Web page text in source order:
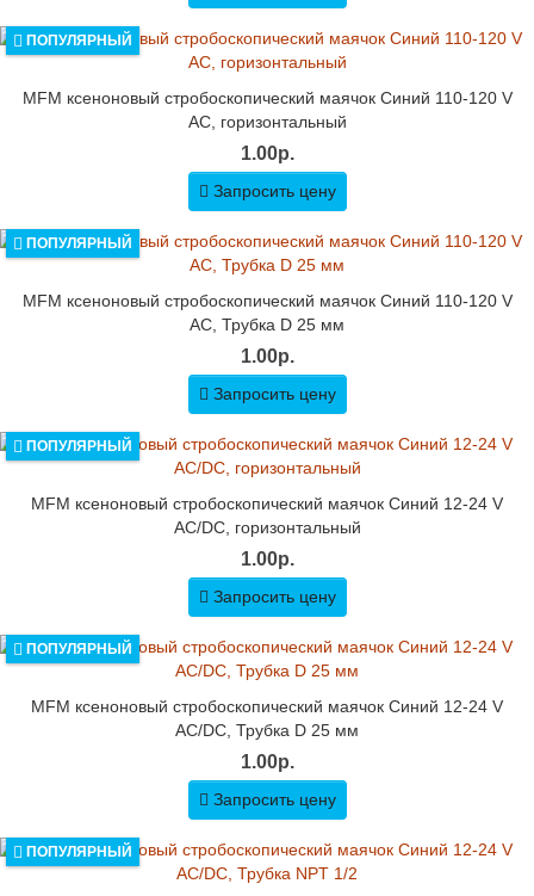
ПОПУЛЯРНЫЙ
MFM ксеноновый стробоскопический маячок Синий 110-120 V
AC, горизонтальный
1.00р.
Запросить цену
ПОПУЛЯРНЫЙ
MFM ксеноновый стробоскопический маячок Синий 110-120 V
AC, Трубка D 25 мм
1.00р.
Запросить цену
ПОПУЛЯРНЫЙ
MFM ксеноновый стробоскопический маячок Синий 12-24 V
AC/DC, горизонтальный
1.00р.
Запросить цену
ПОПУЛЯРНЫЙ
MFM ксеноновый стробоскопический маячок Синий 12-24 V
AC/DC, Трубка D 25 мм
1.00р.
Запросить цену
ПОПУЛЯРНЫЙ